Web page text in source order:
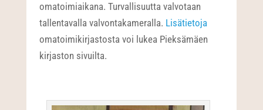
omatoimiaikana. Turvallisuutta valvotaan
tallentavalla valvontakameralla. Lisätietoja
omatoimikirjastosta voi lukea Pieksämäen
kirjaston sivuilta.